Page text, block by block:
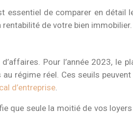
de comparer en détail
de votre bien immobilier.
Pour l’année 2023, le
régime réel. Ces seuils
d’entreprise.
seule la moitié de vos